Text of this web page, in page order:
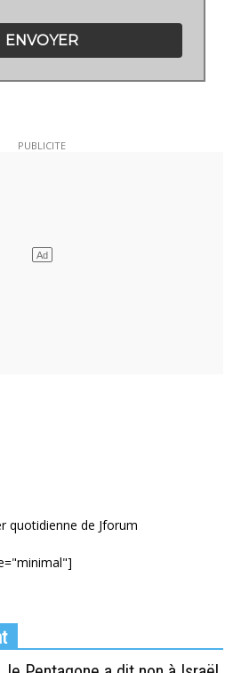
ENVOYER
quotidienne de Jforum